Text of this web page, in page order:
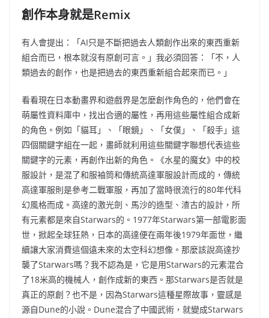
創作本身就是Remix
有人會提出：「AI只是不斷把過去人類創作出來的東西重新
組合而已，根本就沒有原創可言。」我必須回答：「不，人
類過去的創作，也是把過去的東西重新組合起來而已。」
看看現在日本動畫界和遊戲界是怎麼創作角色的，他們會在
萌屬性資料庫中，找出合適的屬性，再用這些屬性組合成新
的角色。例如「貓耳」、「眼鏡」、「女僕」、「殺手」這
四個關鍵字組在一起，畫師就利用這些關鍵字聯想代表這些
關鍵字的元素，再創作出新的角色。《水星的魔女》中的校
服設計，是混了和服袖筒和傳統高達軍服設計而成的，傳統
高達軍服則是參考二戰軍服，再加了當時很流行的80年代科
幻風格而成。高達的激光劍、馬沙的造型、渣古的設計，所
有元素都是來自Starwars的。1977年Starwars第一部電影面
世，掀起全球狂熱，日本的高達便在兩年後1979年面世，繼
續讓大家消費這個遠未來的太空科幻想像。那麼該說高達抄
襲了Starwars嗎？我不認為是，它是用Starwars的元素混合
了18米高的機械人，創作成新的東西。那Starwars是否就是
真正的原創？也不是，因為Starwars這種星際故事，靈感是
源自Dune的小說。Dune混合了中國武術，就變成Starwars